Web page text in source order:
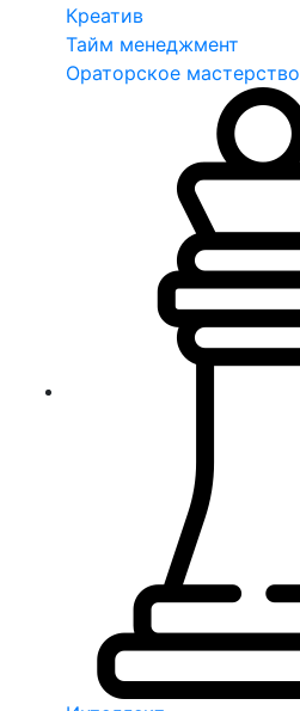
Креатив
Тайм менеджмент
Ораторское мастерство